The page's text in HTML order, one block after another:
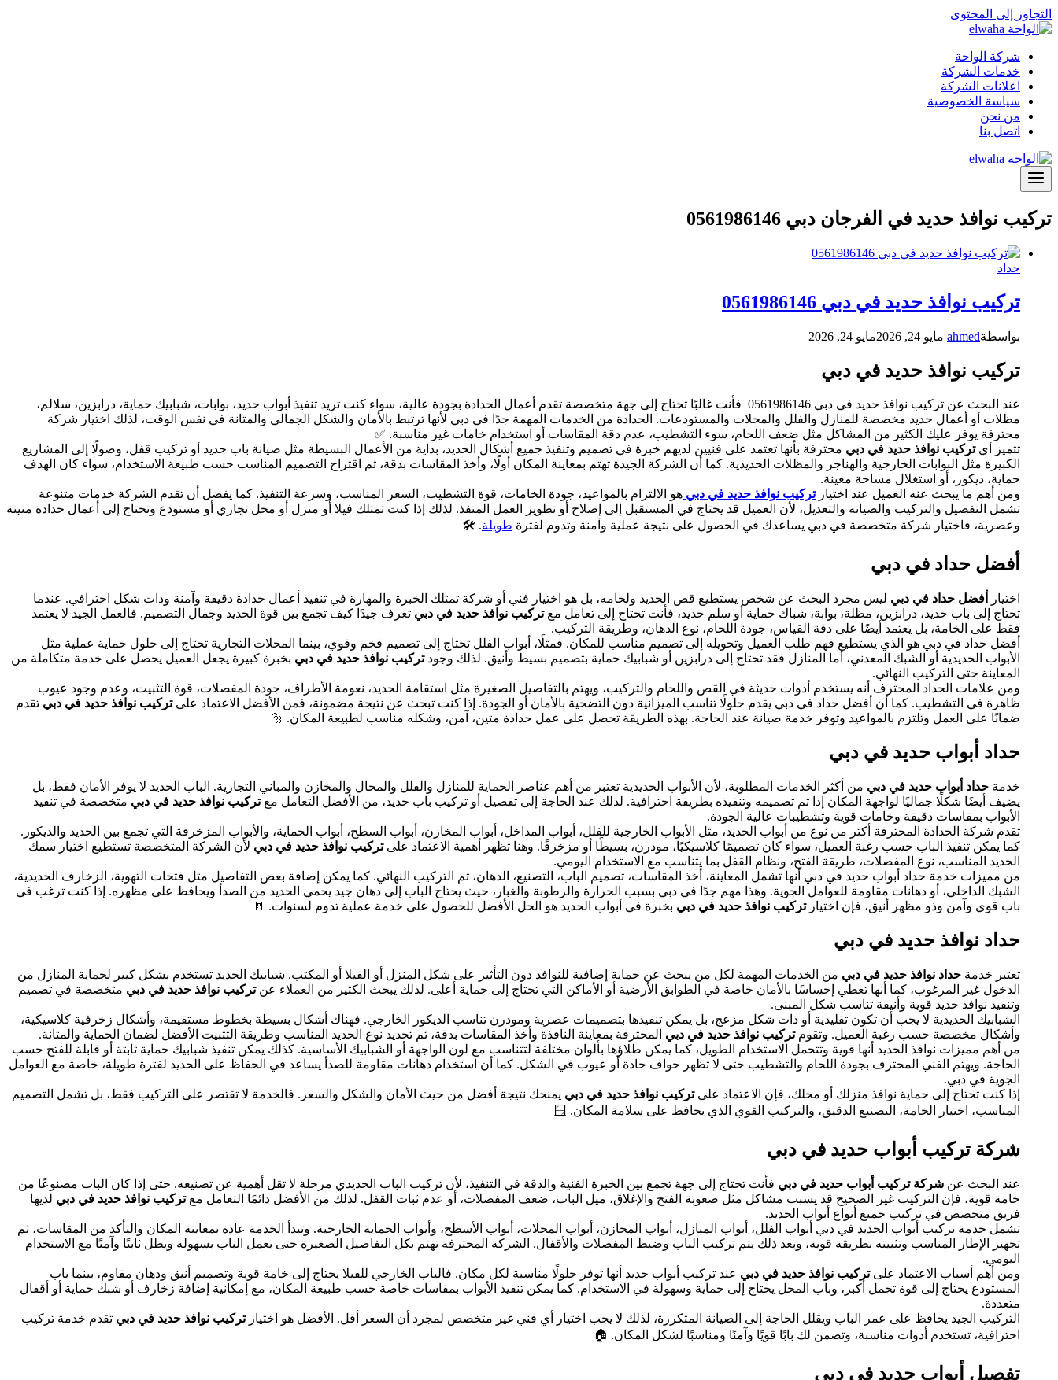
التجاوز إلى المحتوى
شركة الواحة
خدمات الشركة
اعلانات الشركة
سياسة الخصوصية
من نحن
اتصل بنا
تركيب نوافذ حديد في الفرجان دبي 0561986146
حداد
تركيب نوافذ حديد في دبي 0561986146
بواسطةahmed مايو 24, 2026 مايو 24, 2026
تركيب نوافذ حديد في دبي
عند البحث عن تركيب نوافذ حديد في دبي 0561986146 فأنت غالبًا تحتاج إلى جهة متخصصة تقدم أعمال الحدادة بجودة عالية، سواء كنت تريد تنفيذ أبواب حديد، بوابات، شبابيك حماية، درابزين، سلالم،
مظلات أو أعمال حديد مخصصة للمنازل والفلل والمحلات والمستودعات. الحدادة من الخدمات المهمة جدًا في دبي لأنها ترتبط بالأمان والشكل الجمالي والمتانة في نفس الوقت، لذلك اختيار شركة
محترفة يوفر عليك الكثير من المشاكل مثل ضعف اللحام، سوء التشطيب، عدم دقة المقاسات أو استخدام خامات غير مناسبة. ✅
تتميز أيتركيب نوافذ حديد في دبي محترفة بأنها تعتمد على فنيين لديهم خبرة في تصميم وتنفيذ جميع أشكال الحديد، بداية من الأعمال البسيطة مثل صيانة باب حديد أو تركيب قفل، وصولًا إلى المشاريع
الكبيرة مثل البوابات الخارجية والهناجر والمظلات الحديدية. كما أن الشركة الجيدة تهتم بمعاينة المكان أولًا، وأخذ المقاسات بدقة، ثم اقتراح التصميم المناسب حسب طبيعة الاستخدام، سواء كان الهدف
حماية، ديكور، أو استغلال مساحة معينة.
ومن أهم ما يبحث عنه العميل عند اختيارتركيب نوافذ حديد في دبي هو الالتزام بالمواعيد، جودة الخامات، قوة التشطيب، السعر المناسب، وسرعة التنفيذ. كما يفضل أن تقدم الشركة خدمات متنوعة
تشمل التفصيل والتركيب والصيانة والتعديل، لأن العميل قد يحتاج في المستقبل إلى إصلاح أو تطوير العمل المنفذ. لذلك إذا كنت تمتلك فيلا أو منزل أو محل تجاري أو مستودع وتحتاج إلى أعمال حدادة متينة
وعصرية، فاختيار شركة متخصصة في دبي يساعدك في الحصول على نتيجة عملية وآمنة وتدوم لفترة طويلة. 🛠️
أفضل حداد في دبي
اختيار أفضل حداد في دبي ليس مجرد البحث عن شخص يستطيع قص الحديد ولحامه، بل هو اختيار فني أو شركة تمتلك الخبرة والمهارة في تنفيذ أعمال حدادة دقيقة وآمنة وذات شكل احترافي. عندما
تحتاج إلى باب حديد، درابزين، مظلة، بوابة، شباك حماية أو سلم حديد، فأنت تحتاج إلى تعامل معتركيب نوافذ حديد في دبي تعرف جيدًا كيف تجمع بين قوة الحديد وجمال التصميم. فالعمل الجيد لا يعتمد
فقط على الخامة، بل يعتمد أيضًا على دقة القياس، جودة اللحام، نوع الدهان، وطريقة التركيب.
أفضل حداد في دبي هو الذي يستطيع فهم طلب العميل وتحويله إلى تصميم مناسب للمكان. فمثلًا، أبواب الفلل تحتاج إلى تصميم فخم وقوي، بينما المحلات التجارية تحتاج إلى حلول حماية عملية مثل
الأبواب الحديدية أو الشبك المعدني، أما المنازل فقد تحتاج إلى درابزين أو شبابيك حماية بتصميم بسيط وأنيق. لذلك وجودتركيب نوافذ حديد في دبي بخبرة كبيرة يجعل العميل يحصل على خدمة متكاملة من
المعاينة حتى التركيب النهائي.
ومن علامات الحداد المحترف أنه يستخدم أدوات حديثة في القص واللحام والتركيب، ويهتم بالتفاصيل الصغيرة مثل استقامة الحديد، نعومة الأطراف، جودة المفصلات، قوة التثبيت، وعدم وجود عيوب
ظاهرة في التشطيب. كما أن أفضل حداد في دبي يقدم حلولًا تناسب الميزانية دون التضحية بالأمان أو الجودة. إذا كنت تبحث عن نتيجة مضمونة، فمن الأفضل الاعتماد علىتركيب نوافذ حديد في دبي تقدم
ضمانًا على العمل وتلتزم بالمواعيد وتوفر خدمة صيانة عند الحاجة. بهذه الطريقة تحصل على عمل حدادة متين، آمن، وشكله مناسب لطبيعة المكان. 🔩
حداد أبواب حديد في دبي
خدمة حداد أبواب حديد في دبي من أكثر الخدمات المطلوبة، لأن الأبواب الحديدية تعتبر من أهم عناصر الحماية للمنازل والفلل والمحال والمخازن والمباني التجارية. الباب الحديد لا يوفر الأمان فقط، بل
يضيف أيضًا شكلًا جماليًا لواجهة المكان إذا تم تصميمه وتنفيذه بطريقة احترافية. لذلك عند الحاجة إلى تفصيل أو تركيب باب حديد، من الأفضل التعامل معتركيب نوافذ حديد في دبي متخصصة في تنفيذ
الأبواب بمقاسات دقيقة وخامات قوية وتشطيبات عالية الجودة.
تقدم شركة الحدادة المحترفة أكثر من نوع من أبواب الحديد، مثل الأبواب الخارجية للفلل، أبواب المداخل، أبواب المخازن، أبواب السطح، أبواب الحماية، والأبواب المزخرفة التي تجمع بين الحديد والديكور.
كما يمكن تنفيذ الباب حسب رغبة العميل، سواء كان تصميمًا كلاسيكيًا، مودرن، بسيطًا أو مزخرفًا. وهنا تظهر أهمية الاعتماد علىتركيب نوافذ حديد في دبي لأن الشركة المتخصصة تستطيع اختيار سمك
الحديد المناسب، نوع المفصلات، طريقة الفتح، ونظام القفل بما يتناسب مع الاستخدام اليومي.
من مميزات خدمة حداد أبواب حديد في دبي أنها تشمل المعاينة، أخذ المقاسات، تصميم الباب، التصنيع، الدهان، ثم التركيب النهائي. كما يمكن إضافة بعض التفاصيل مثل فتحات التهوية، الزخارف الحديدية،
الشبك الداخلي، أو دهانات مقاومة للعوامل الجوية. وهذا مهم جدًا في دبي بسبب الحرارة والرطوبة والغبار، حيث يحتاج الباب إلى دهان جيد يحمي الحديد من الصدأ ويحافظ على مظهره. إذا كنت ترغب في
باب قوي وآمن وذو مظهر أنيق، فإن اختيارتركيب نوافذ حديد في دبي بخبرة في أبواب الحديد هو الحل الأفضل للحصول على خدمة عملية تدوم لسنوات. 🚪
حداد نوافذ حديد في دبي
تعتبر خدمة حداد نوافذ حديد في دبي من الخدمات المهمة لكل من يبحث عن حماية إضافية للنوافذ دون التأثير على شكل المنزل أو الفيلا أو المكتب. شبابيك الحديد تستخدم بشكل كبير لحماية المنازل من
الدخول غير المرغوب، كما أنها تعطي إحساسًا بالأمان خاصة في الطوابق الأرضية أو الأماكن التي تحتاج إلى حماية أعلى. لذلك يبحث الكثير من العملاء عنتركيب نوافذ حديد في دبي متخصصة في تصميم
وتنفيذ نوافذ حديد قوية وأنيقة تناسب شكل المبنى.
الشبابيك الحديدية لا يجب أن تكون تقليدية أو ذات شكل مزعج، بل يمكن تنفيذها بتصميمات عصرية ومودرن تناسب الديكور الخارجي. فهناك أشكال بسيطة بخطوط مستقيمة، وأشكال زخرفية كلاسيكية،
وأشكال مخصصة حسب رغبة العميل. وتقومتركيب نوافذ حديد في دبي المحترفة بمعاينة النافذة وأخذ المقاسات بدقة، ثم تحديد نوع الحديد المناسب وطريقة التثبيت الأفضل لضمان الحماية والمتانة.
من أهم مميزات نوافذ الحديد أنها قوية وتتحمل الاستخدام الطويل، كما يمكن طلاؤها بألوان مختلفة لتتناسب مع لون الواجهة أو الشبابيك الأساسية. كذلك يمكن تنفيذ شبابيك حماية ثابتة أو قابلة للفتح حسب
الحاجة. ويهتم الفني المحترف بجودة اللحام والتشطيب حتى لا تظهر حواف حادة أو عيوب في الشكل. كما أن استخدام دهانات مقاومة للصدأ يساعد في الحفاظ على الحديد لفترة طويلة، خاصة مع العوامل
الجوية في دبي.
إذا كنت تحتاج إلى حماية نوافذ منزلك أو محلك، فإن الاعتماد علىتركيب نوافذ حديد في دبي يمنحك نتيجة أفضل من حيث الأمان والشكل والسعر. فالخدمة لا تقتصر على التركيب فقط، بل تشمل التصميم
المناسب، اختيار الخامة، التصنيع الدقيق، والتركيب القوي الذي يحافظ على سلامة المكان. 🪟
شركة تركيب أبواب حديد في دبي
عند البحث عن شركة تركيب أبواب حديد في دبي فأنت تحتاج إلى جهة تجمع بين الخبرة الفنية والدقة في التنفيذ، لأن تركيب الباب الحديدي مرحلة لا تقل أهمية عن تصنيعه. حتى إذا كان الباب مصنوعًا من
خامة قوية، فإن التركيب غير الصحيح قد يسبب مشاكل مثل صعوبة الفتح والإغلاق، ميل الباب، ضعف المفصلات، أو عدم ثبات القفل. لذلك من الأفضل دائمًا التعامل معتركيب نوافذ حديد في دبي لديها
فريق متخصص في تركيب جميع أنواع أبواب الحديد.
تشمل خدمة تركيب أبواب الحديد في دبي أبواب الفلل، أبواب المنازل، أبواب المخازن، أبواب المحلات، أبواب الأسطح، وأبواب الحماية الخارجية. وتبدأ الخدمة عادة بمعاينة المكان والتأكد من المقاسات، ثم
تجهيز الإطار المناسب وتثبيته بطريقة قوية، وبعد ذلك يتم تركيب الباب وضبط المفصلات والأقفال. الشركة المحترفة تهتم بكل التفاصيل الصغيرة حتى يعمل الباب بسهولة ويظل ثابتًا وآمنًا مع الاستخدام
اليومي.
ومن أهم أسباب الاعتماد علىتركيب نوافذ حديد في دبي عند تركيب أبواب حديد أنها توفر حلولًا مناسبة لكل مكان. فالباب الخارجي للفيلا يحتاج إلى خامة قوية وتصميم أنيق ودهان مقاوم، بينما باب
المستودع يحتاج إلى قوة تحمل أكبر، وباب المحل يحتاج إلى حماية وسهولة في الاستخدام. كما يمكن تنفيذ الأبواب بمقاسات خاصة حسب طبيعة المكان، مع إمكانية إضافة زخارف أو شبك حماية أو أقفال
متعددة.
التركيب الجيد يحافظ على عمر الباب ويقلل الحاجة إلى الصيانة المتكررة، لذلك لا يجب اختيار أي فني غير متخصص لمجرد أن السعر أقل. الأفضل هو اختيارتركيب نوافذ حديد في دبي تقدم خدمة تركيب
احترافية، تستخدم أدوات مناسبة، وتضمن لك بابًا قويًا وآمنًا ومناسبًا لشكل المكان. 🏠
تفصيل أبواب حديد في دبي